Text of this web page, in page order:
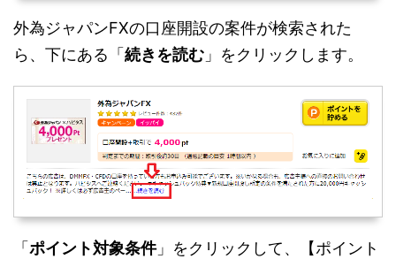
外為ジャパンFXの口座開設の案件が検索された
ら、下にある「続きを読む 」をクリックします。
「 ポイント対象条件」をクリックして、【ポイント